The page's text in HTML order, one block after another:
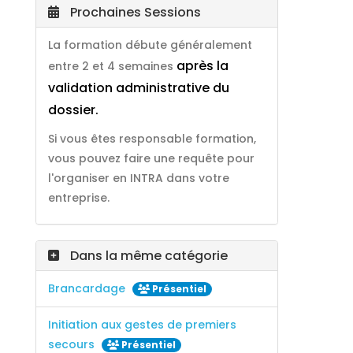
Prochaines Sessions
La formation débute généralement
entre 2 et 4 semaines après la
validation administrative du
dossier.
Si vous êtes responsable formation,
vous pouvez faire une requête pour
l'organiser en INTRA dans votre
entreprise.
Dans la même catégorie
Brancardage Présentiel
Initiation aux gestes de premiers
secours
Présentiel